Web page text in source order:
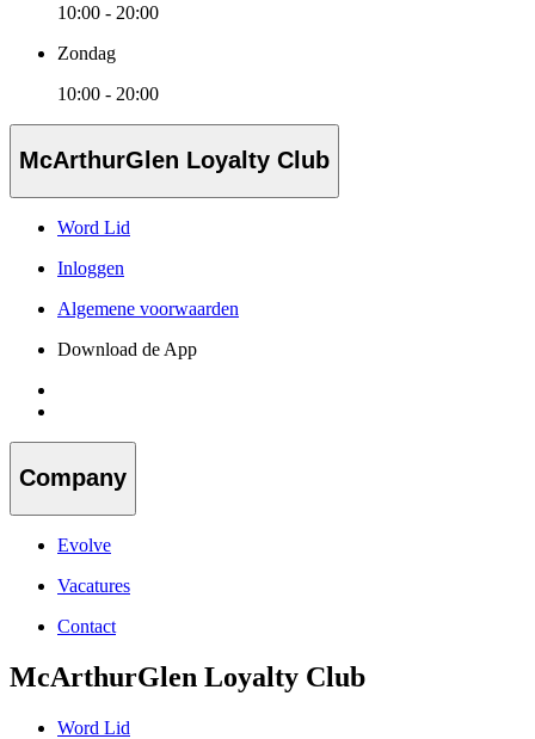
10:00 - 20:00
Zondag
10:00 - 20:00
McArthurGlen Loyalty Club
Word Lid
Inloggen
Algemene voorwaarden
Download de App
Company
Evolve
Vacatures
Contact
McArthurGlen Loyalty Club
Word Lid